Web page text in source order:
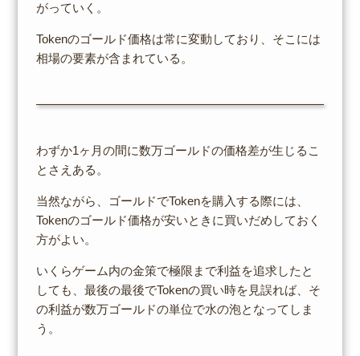
がっていく。
Tokenのゴールド価格は常に変動しており、そこには
相場の要素が含まれている。
わずか1ヶ月の間に数万ゴールドの価格差が生じるこ
とさえある。
当然ながら、ゴールドでTokenを購入する際には、
Tokenのゴールド価格が安いときに買いだめしておく
方がよい。
いくらゲーム内の金策で極限まで利益を追求したと
しても、最後の最後でTokenの買い時を見誤れば、そ
の利益が数万ゴールドの単位で水の泡となってしま
う。